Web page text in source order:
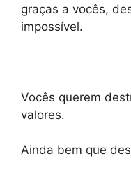
graças a vocês,
impossível.
Vocês querem
valores.
Ainda bem que